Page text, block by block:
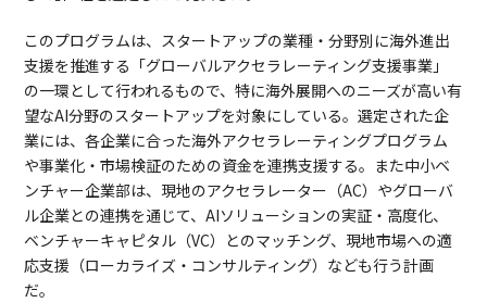
このプログラムは、スタートアップの業種・分野別に海外進出
支援を推進する「グローバルアクセラレーティング支援事業」
の一環として行われるもので、特に海外展開へのニーズが高い有
望なAI分野のスタートアップを対象にしている。選定された企
業には、各企業に合った海外アクセラレーティングプログラム
や事業化・市場検証のための資金を連携支援する。また中小ベ
ンチャー企業部は、現地のアクセラレーター（AC）やグローバ
ル企業との連携を通じて、AIソリューションの実証・高度化、
ベンチャーキャピタル（VC）とのマッチング、現地市場への適
応支援（ローカライズ・コンサルティング）なども行う計画
だ。